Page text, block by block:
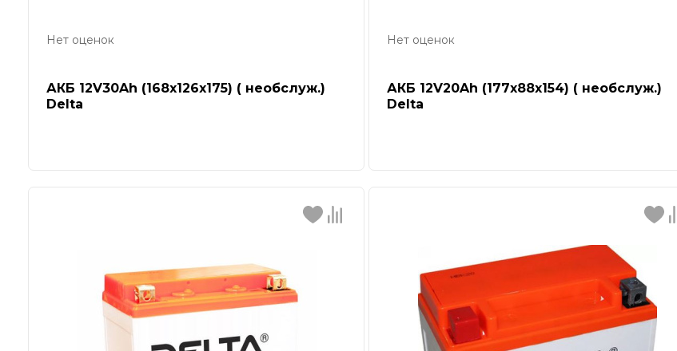
Нет оценок
АКБ 12V30Ah (168х126х175) ( необслуж.)
Delta
Нет оценок
АКБ 12V20Ah (177х88х154) ( необслуж.)
Delta